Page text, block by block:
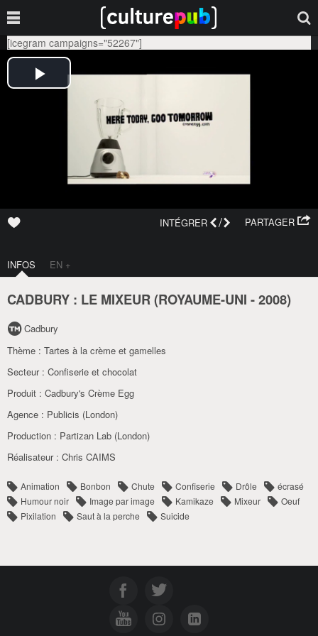
[icegram campaigns="52267"]
PARTAGER
INTÉGRER /
INFOS EN +
CADBURY : LE MIXEUR (ROYAUME-UNI -2008)
Cadbury
Thème : Tartes à la crème et gamelles
Secteur : Confiserie et chocolat
Produit : Cadbury's Crème Egg
Agence : Publicis (London)
Production : Partizan Lab (London)
Réalisateur : Chris CAIMS
Animation Bonbon Chute Confiserie Drôle
écrasé
Humour noir
Image par image Kamikaze Mixeur
Oeuf
Pixilation
Saut à la perche Suicide